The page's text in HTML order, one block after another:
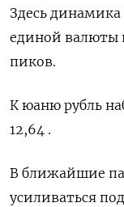
Здесь
единой валюты
пиков.
К юаню рубль
12,64 .
В ближайшие
усиливаться